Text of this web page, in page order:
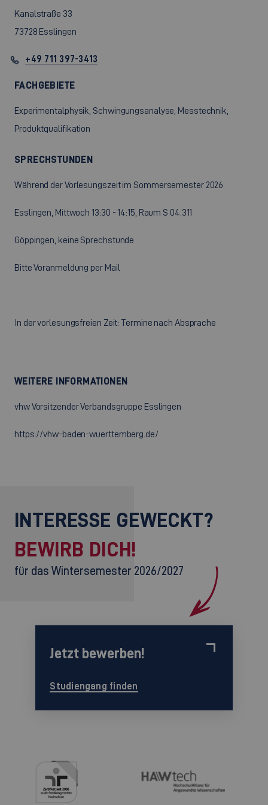
Kanalstraße 33
73728 Esslingen
+49 711 397-3413
FACHGEBIETE
Experimentalphysik, Schwingungsanalyse, Messtechnik,
Produktqualifikation
SPRECHSTUNDEN
Während der Vorlesungszeit im Sommersemester 2026
Esslingen, Mittwoch 13:30 - 14:15, Raum S 04.311
Göppingen, keine Sprechstunde
Bitte Voranmeldung per Mail
In der vorlesungsfreien Zeit: Termine nach Absprache
WEITERE INFORMATIONEN
vhw Vorsitzender Verbandsgruppe Esslingen
https://vhw-baden-wuerttemberg.de/
INTERESSE GEWECKT?
BEWIRB DICH!
für das Wintersemester 2026/2027
Jetzt bewerben!
Studiengang finden